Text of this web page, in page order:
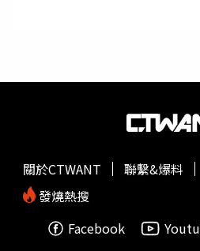
關於CTWANT 聯繫&爆料
發燒熱搜
Facebook